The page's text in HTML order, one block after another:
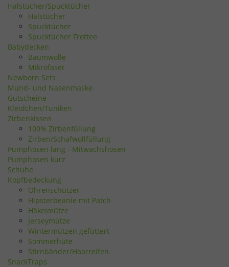
Halstücher/Spucktücher
Halstücher
Spucktücher
Spucktücher Frottee
Babydecken
Baumwolle
Mikrofaser
Newborn Sets
Mund- und Nasenmaske
Gutscheine
Kleidchen/Tuniken
Zirbenkissen
100% Zirbenfüllung
Zirben/Schafwollfüllung
Pumphosen lang - Mitwachshosen
Pumphosen kurz
Schuhe
Kopfbedeckung
Ohrenschützer
Hipsterbeanie mit Patch
Häkelmütze
Jerseymütze
Wintermützen gefüttert
Sommerhüte
Stirnbänder/Haarreifen
SnackTraps